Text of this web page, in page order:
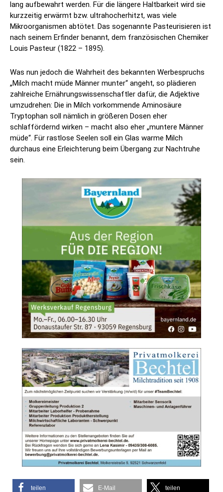
lang aufbewahrt werden. Für die längere Haltbarkeit wird sie
kurzzeitig erwärmt bzw. ultrahocherhitzt, was viele
Mikroorganismen abtötet. Das sogenannte Pasteurisieren ist
nach seinem Erfinder benannt, dem französischen Chemiker
Louis Pasteur (1822 – 1895).
Was nun jedoch die Wahrheit des bekannten Werbespruchs
„Milch macht müde Männer munter“ angeht, so plädieren
zahlreiche Ernährungswissenschaftler dafür, die Adjektive
umzudrehen: Die in Milch vorkommende Aminosäure
Tryptophan soll nämlich in größeren Dosen eher
schlaffördernd wirken – macht also eher „muntere Männer
müde“. Für rastlose Seelen soll ein Glas warme Milch
durchaus eine Erleichterung beim Übergang zur Nachtruhe
sein.
teilen E-Mail teilen